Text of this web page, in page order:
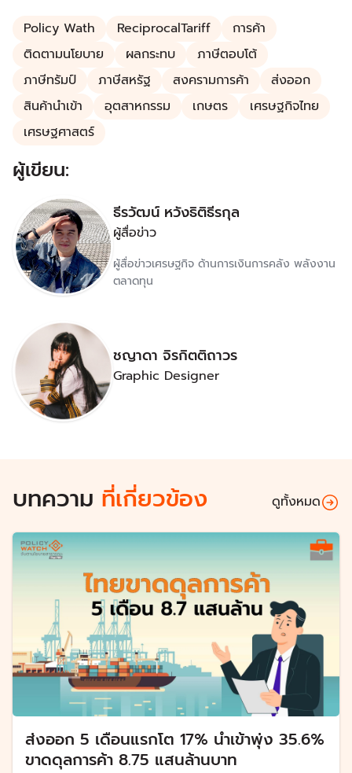
Policy Wath ReciprocalTariff
การค้า
ติดตามนโยบาย
ผลกระทบ
ภาษีตอบโต้
ภาษีทรัมป์
ภาษีสหรัฐ สงครามการค้า
ส่งออก
สินค้านำเข้า
อุตสาหกรรม เกษตร
เศรษฐกิจไทย
เศรษฐศาสตร์
ผู้เขียน:
ธีรวัฒน์ หวังธิติธีรกุล
ผู้สื่อข่าว
ผู้สื่อข่าวเศรษฐกิจ ด้านการเงินการคลัง พลังงาน
ตลาดทุน
ชญาดา จิรกิตติถาวร
Graphic Designer
บทความ ที่เกี่ยวข้อง ดูทั้งหมด
ส่งออก 5 เดือนแรกโต 17% นำเข้าพุ่ง 35.6%
ขาดดุลการค้า 8.75 แสนล้านบาท